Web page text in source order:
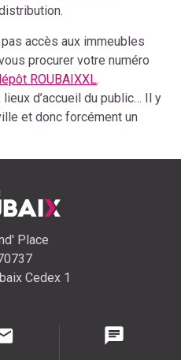
accès aux immeubles
procurer votre numéro
ROUBAIXXL.
d’accueil du public… Il y
et donc forcément un
Place
Cedex 1